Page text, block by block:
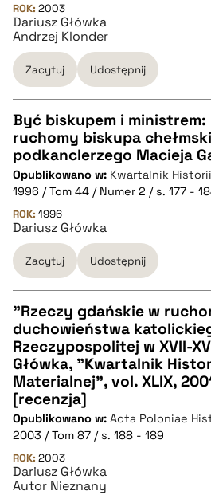
pobierz cytat
BIBTEX
pobierz cytat
ROK: 2003
Dariusz Główka
Andrzej Klonder
Zacytuj Udostępnij
CZYSTY TEKST
pobierz cytat
BIBTEX
pobierz cytat
Być biskupem i ministrem:
ruchomy biskupa
podkanclerzego Macieja
Opublikowano w: Kwartalnik
1996 / Tom 44 / Numer 2 / s. 177 -
ROK: 1996
Dariusz Główka
Zacytuj Udostępnij
CZYSTY TEKST
pobierz cytat
BIBTEX
pobierz cytat
"Rzeczy gdańskie w
duchowieństwa
Rzeczypospolitej w XVII-
Główka, "Kwartalnik
Materialnej", vol. XLIX,
[recenzja]
Opublikowano w: Acta Poloniae
2003 / Tom 87 / s. 188 - 189
ROK: 2003
Dariusz Główka
Autor Nieznany